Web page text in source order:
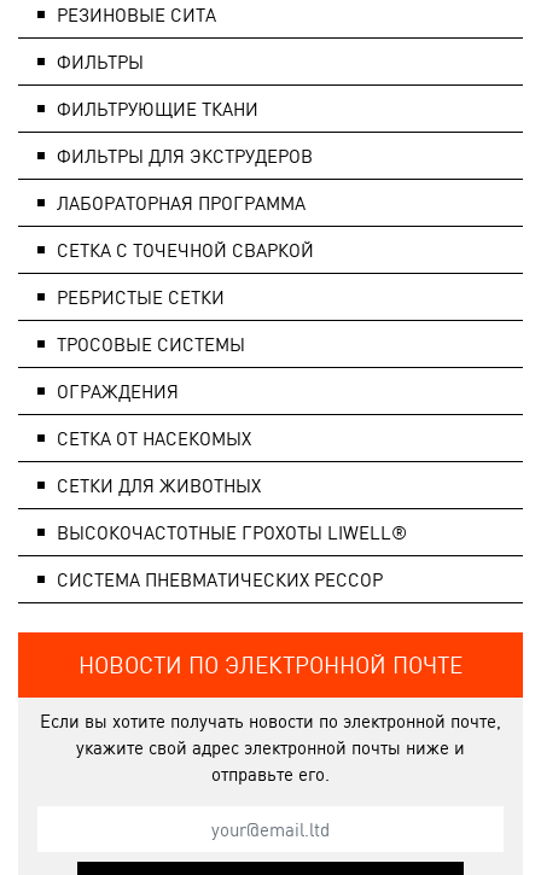
РЕЗИНОВЫЕ СИТА
ФИЛЬТРЫ
ФИЛЬТРУЮЩИЕ ТКАНИ
ФИЛЬТРЫ ДЛЯ ЭКСТРУДЕРОВ
ЛАБОРАТОРНАЯ ПРОГРАММА
СЕТКА С ТОЧЕЧНОЙ СВАРКОЙ
РЕБРИСТЫЕ СЕТКИ
ТРОСОВЫЕ СИСТЕМЫ
ОГРАЖДЕНИЯ
СЕТКА ОТ НАСЕКОМЫХ
СЕТКИ ДЛЯ ЖИВОТНЫХ
ВЫСОКОЧАСТОТНЫЕ ГРОХОТЫ LIWELL®
СИСТЕМA ПНЕВМАТИЧЕСКИХ РЕССОР
НОВОСТИ ПО ЭЛЕКТРОННОЙ ПОЧТЕ
Если вы хотите получать новости по электронной почте,
укажите свой адрес электронной почты ниже и
отправьте его.